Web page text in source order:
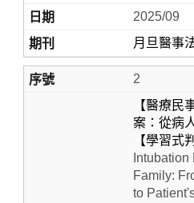
Home
2025/09
月旦醫事
2
【醫療民
案：從病
【學習式
Family:
to